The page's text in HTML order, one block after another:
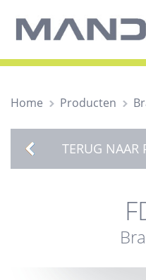
Home Producten
TERUG NAAR